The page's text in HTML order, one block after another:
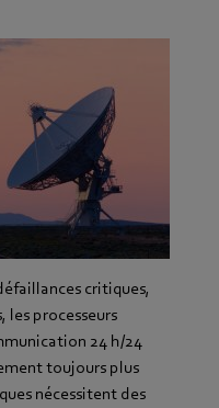
matière
ne cessent
grandes entreprises
critiques,
les processeurs
24 h/24
toujours plus
nécessitent des